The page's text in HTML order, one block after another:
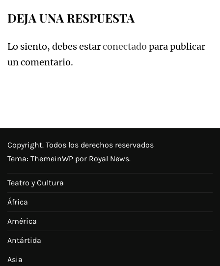
DEJA UNA RESPUESTA
Lo siento, debes estarconectado para publicar
un comentario.
Copyright. Todos los derechos reservados
Tema: ThemeinWP por Royal News.
Teatro y Cultura
África
América
Antártida
Asia